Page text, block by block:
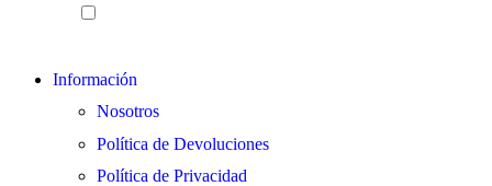
Información
Nosotros
Política de Devoluciones
Política de Privacidad